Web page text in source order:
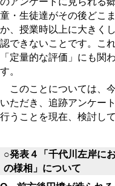
童・生徒達がその後どこ
か、授業時以上に大きく
認できないことです。こ
「定量的な評価」にも関
す。
このことについては、
いただき、追跡アンケー
行うことを現在、検討し
○発表４「千代川左岸に
の様相」について